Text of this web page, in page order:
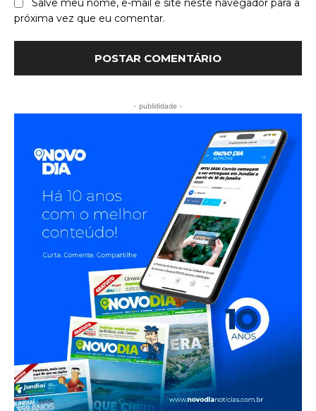
Salve meu nome, e-mail e site neste navegador para a
próxima vez que eu comentar.
- publididade -